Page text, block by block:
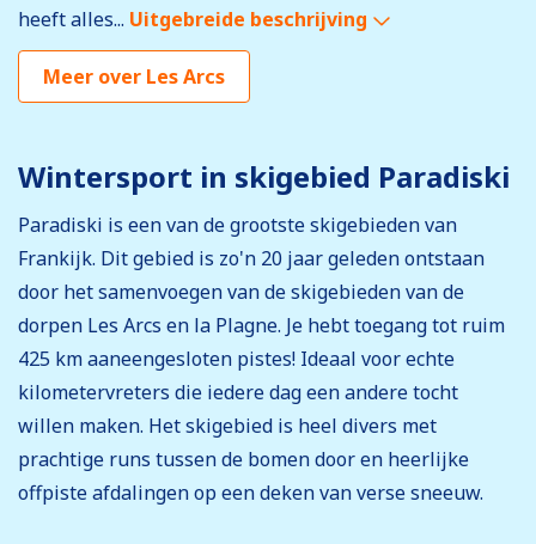
heeft alles... Uitgebreide beschrijving
Meer over Les Arcs
Wintersport in skigebied Paradiski
Paradiski is een van de grootste skigebieden van
Frankijk. Dit gebied is zo'n 20 jaar geleden ontstaan
door het samenvoegen van de skigebieden van de
dorpen Les Arcs en la Plagne. Je hebt toegang tot ruim
425 km aaneengesloten pistes! Ideaal voor echte
kilometervreters die iedere dag een andere tocht
willen maken. Het skigebied is heel divers met
prachtige runs tussen de bomen door en heerlijke
offpiste afdalingen op een deken van verse sneeuw.